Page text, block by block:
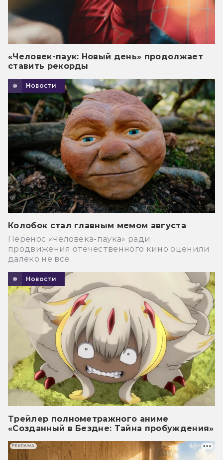
«Человек-паук: Новый день» продолжает
ставить рекорды
Новости
Колобок стал главным мемом августа
Перенос «Человека-паука» ради
продвижения отечественного кино оценили
далеко не все.
Новости
Трейлер полнометражного аниме
«Созданный в Бездне: Тайна пробуждения»
РЕКЛАМА